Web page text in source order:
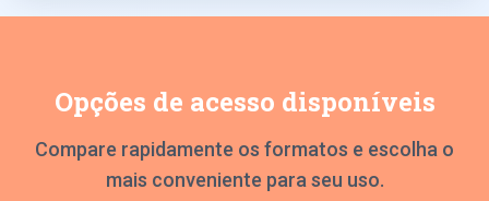
Opções de acesso disponíveis
Compare rapidamente os formatos e escolha o
mais conveniente para seu uso.